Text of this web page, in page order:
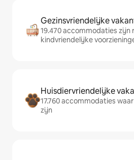
Gezinsvriendelijke
19.470 accommodaties zijn
kindvriendelijke
Huisdiervriendelijke
17.760 accommodaties
zijn